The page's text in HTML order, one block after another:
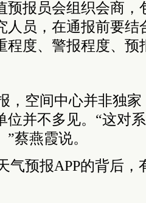
预报员会组织会商，
人员，在通报前要结
程度、警报程度、预
，空间中心并非独
位并不多见。“这对
蔡燕霞说。
气预报APP的背后，